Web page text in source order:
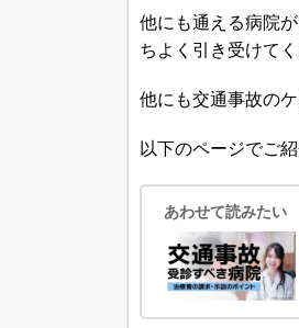
他にも通える病院
ちよく引き受けて
他にも交通事故の
以下のページでご
あわせて読みたい